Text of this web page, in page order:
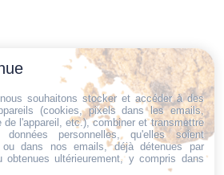
Trouvez ce qu'il vous faut,
au bon endroit
souhaitons stocker et accéder à des
(cookies, pixels dans les emails,
de l'appareil, etc.), combiner et transmettre
personnelles, qu'elles soient
dans nos emails, déjà détenues par
obtenues ultérieurement, y compris dans